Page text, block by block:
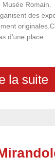
Romain.
des
d’une place …
la suite